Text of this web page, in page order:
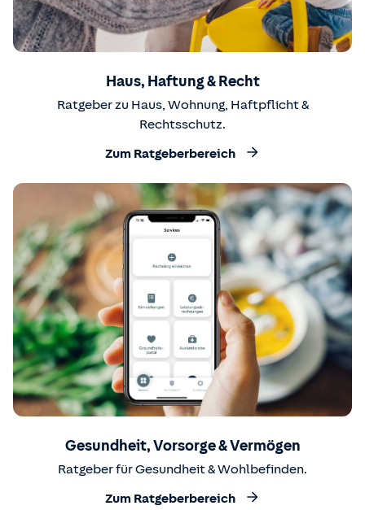
Haus, Haftung & Recht
Ratgeber zu Haus, Wohnung, Haftpflicht &
Rechtsschutz.
Zum Ratgeberbereich
Gesundheit, Vorsorge & Vermögen
Ratgeber für Gesundheit & Wohlbefinden.
Zum Ratgeberbereich